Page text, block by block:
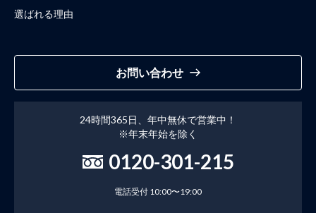
選ばれる理由
お問い合わせ
24時間365日、年中無休で営業中！
※年末年始を除く
0120-301-215
電話受付 10:00〜19:00